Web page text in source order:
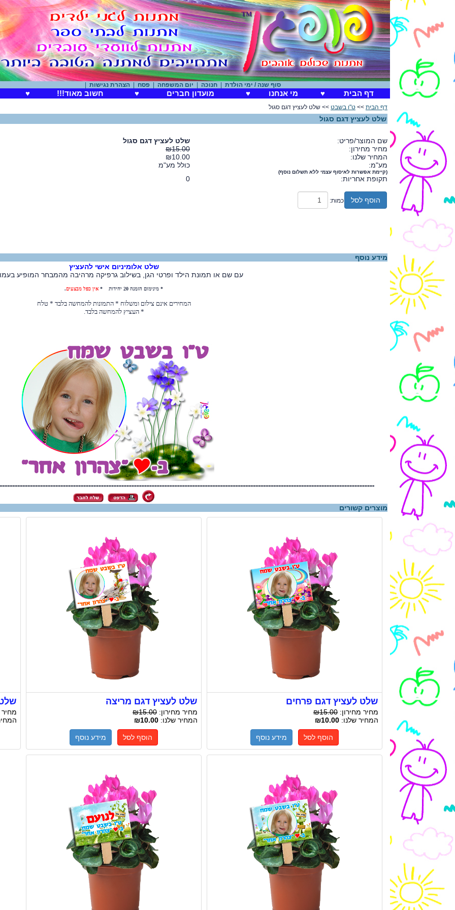
סוף שנה / ימי הולדת|חנוכה|יום המשפחה|פסח|הצהרת נגישות|
דף הבית ♥ מי אנחנו ♥ מועדון חברים ♥ חשוב מאוד!!! ♥
דף הבית >> ט"ו בשבט >> שלט לעציץ דגם סגול
שלט לעציץ דגם סגול
שם המוצר/פריט:
שלט לעציץ דגם סגול
מחיר מחירון:
₪15.00
המחיר שלנו:
₪10.00
מע"מ:
כולל מע"מ
(קיימת אפשרות לאיסוף עצמי ללא תשלום נוסף)
תקופת אחריות: 0
הוסף לסל כמות:
מידע נוסף
שלט אלומיניום אישי להעציץ
עם שם או תמונת הילד ופרטי הגן, בשילוב גרפיקה מרהיבה מהמבחר המופיע
* מינימום הזמנה 20 יחידות * אין כפל מבצעים.
המחירים אינם צילום ומשלוח * התמונות להמחשה בלבד * טלח
* העציץ להמחשה בלבד.
מוצרים קשורים
שלט לעציץ דגם פרחים
מחיר מחירון: ₪15.00
המחיר שלנו: ₪10.00
הוסף לסל מידע נוסף
שלט לעציץ דגם מריצה
מחיר מחירון: ₪15.00
המחיר שלנו: ₪10.00
הוסף לסל מידע נוסף
מחיר